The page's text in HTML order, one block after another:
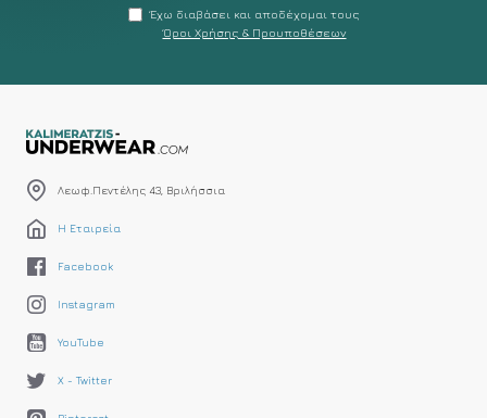
Έχω διαβάσει και αποδέχομαι τους
Όροι Χρήσης & Προυποθέσεων
Λεωφ.Πεντέλης 43, Βριλήσσια
Η Εταιρεία
Facebook
Instagram
YouTube
X - Twitter